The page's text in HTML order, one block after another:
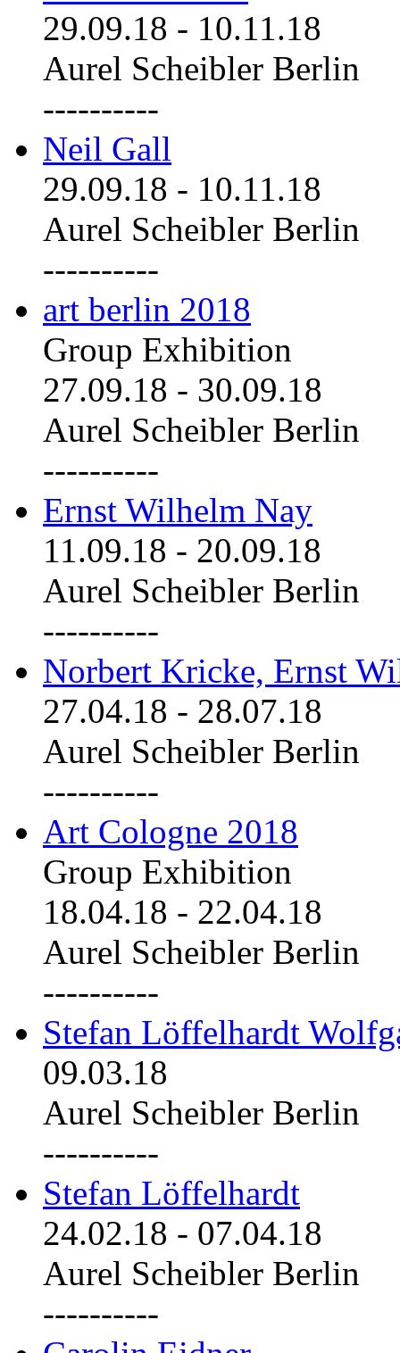
29.09.18 - 10.11.18
Aurel Scheibler Berlin
----------
Neil Gall
29.09.18 - 10.11.18
Aurel Scheibler Berlin
----------
art berlin 2018
Group Exhibition
27.09.18 - 30.09.18
Aurel Scheibler Berlin
----------
Ernst Wilhelm Nay
11.09.18 - 20.09.18
Aurel Scheibler Berlin
----------
Norbert Kricke, Ernst
27.04.18 - 28.07.18
Aurel Scheibler Berlin
----------
Art Cologne 2018
Group Exhibition
18.04.18 - 22.04.18
Aurel Scheibler Berlin
----------
Stefan Löffelhardt
09.03.18
Aurel Scheibler Berlin
----------
Stefan Löffelhardt
24.02.18 - 07.04.18
Aurel Scheibler Berlin
----------